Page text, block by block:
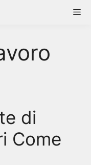
di
Come